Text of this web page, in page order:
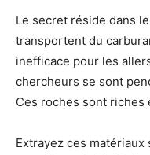
Le secret réside dans
transportent du
inefficace pour les
chercheurs se sont
Ces roches sont riches
Extrayez ces